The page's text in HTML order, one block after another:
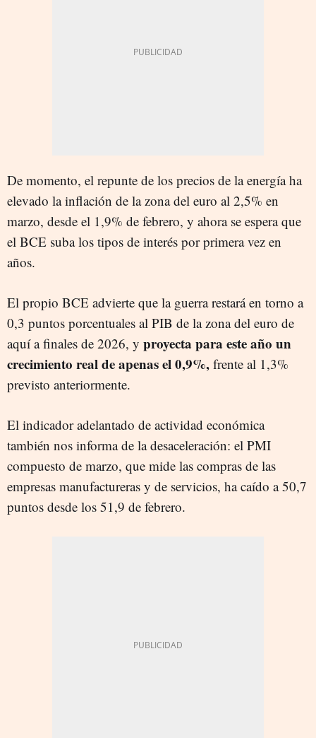
De momento, el repunte de los precios de la energía ha
elevado la inflación de la zona del euro al 2,5% en
marzo, desde el 1,9% de febrero, y ahora se espera que
el BCE suba los tipos de interés por primera vez en
años.
El propio BCE advierte que la guerra restará en torno a
0,3 puntos porcentuales al PIB de la zona del euro de
aquí a finales de 2026, y proyecta para este año un
crecimiento real de apenas el 0,9%, frente al 1,3%
previsto anteriormente.
El indicador adelantado de actividad económica
también nos informa de la desaceleración: el PMI
compuesto de marzo, que mide las compras de las
empresas manufactureras y de servicios, ha caído a 50,7
puntos desde los 51,9 de febrero.